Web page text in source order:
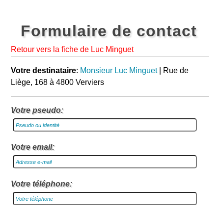
Formulaire de contact
Retour vers la fiche de Luc Minguet
Votre destinataire: Monsieur Luc Minguet| Rue de
Liège, 168 à 4800 Verviers
Votre pseudo:
Votre email:
Votre téléphone: